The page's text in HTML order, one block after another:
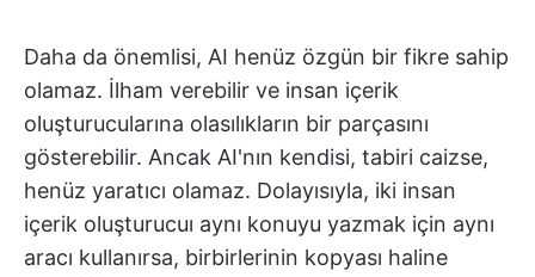
Daha da önemlisi, AI henüz özgün bir fikre sahip
olamaz. İlham verebilir ve insan içerik
oluşturucularına olasılıkların bir parçasını
gösterebilir. Ancak AI'nın kendisi, tabiri caizse,
henüz yaratıcı olamaz. Dolayısıyla, iki insan
içerik oluşturucuı aynı konuyu yazmak için aynı
aracı kullanırsa, birbirlerinin kopyası haline